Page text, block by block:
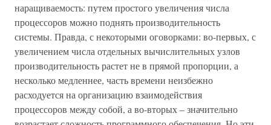
наращиваемость: путем простого увеличения числа
процессоров можно поднять производительность
системы. Правда, с некоторыми оговорками: во-первых, с
увеличением числа отдельных вычислительных узлов
производительность растет не в прямой пропорции, а
несколько медленнее, часть времени неизбежно
расходуется на организацию взаимодействия
процессоров между собой, а во-вторых – значительно